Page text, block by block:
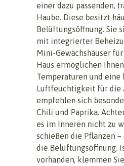
einer dazu passenden,
Haube. Diese besitzt
Belüftungsöffnung. Sie
mit integrierter
Mini-Gewächshäuser
Haus ermöglichen
Temperaturen und eine
Luftfeuchtigkeit für die
empfehlen sich
Chili und Paprika.
es im Inneren nicht zu
schießen die Pflanzen –
die Belüftungsöffnung.
vorhanden, klemmen